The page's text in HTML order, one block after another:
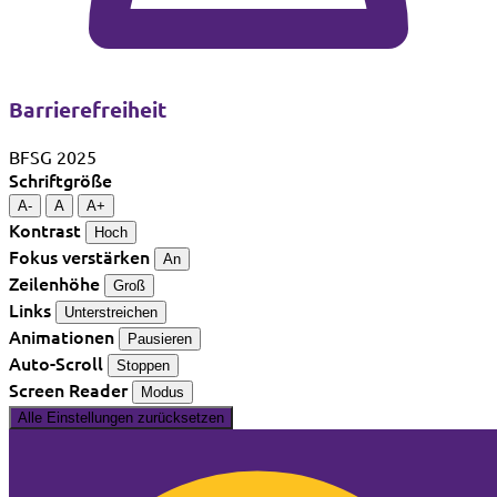
Barrierefreiheit
BFSG 2025
Schriftgröße
A- A A+
Kontrast Hoch
Fokus verstärken An
Zeilenhöhe Groß
Links Unterstreichen
Animationen Pausieren
Auto-Scroll Stoppen
Screen Reader
Modus
Alle Einstellungen zurücksetzen